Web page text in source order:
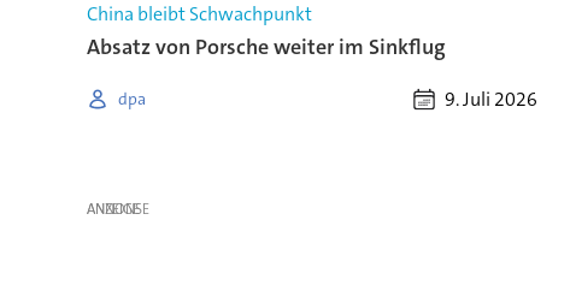
China bleibt Schwachpunkt
Absatz von Porsche weiter im Sinkflug
dpa 9. Juli 2026
ANZEIGE